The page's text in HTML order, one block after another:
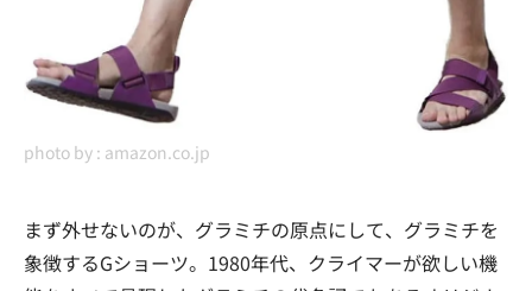
photo by : amazon.co.jp
まず外せないのが、グラミチの原点にして、グラミチを
象徴するGショーツ。1980年代、クライマーが欲しい機